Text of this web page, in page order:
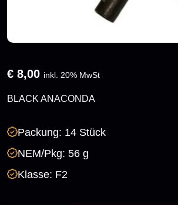
€ 8,00 inkl. 20% MwSt
BLACK ANACONDA
Packung: 14 Stück
NEM/Pkg: 56 g
Klasse: F2